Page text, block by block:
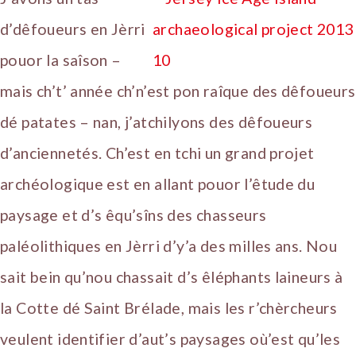
d’dêfoueurs en Jèrri
pouor la saîson –
mais ch’t’ année ch’n’est pon raîque des dêfoueurs
dé patates – nan, j’atchilyons des dêfoueurs
d’anciennetés. Ch’est en tchi un grand projet
archéologique est en allant pouor l’êtude du
paysage et d’s êqu’sîns des chasseurs
paléolithiques en Jèrri d’y’a des milles ans. Nou
sait bein qu’nou chassait d’s êléphants laineurs à
la Cotte dé Saint Brélade, mais les r’chèrcheurs
veulent identifier d’aut’s paysages où’est qu’les